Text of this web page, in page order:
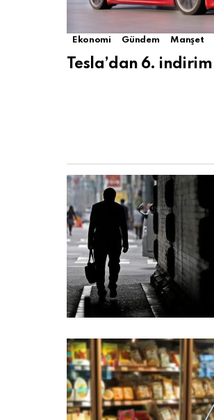
Ekonomi Gündem Manşet
Tesla’dan 6. indirim